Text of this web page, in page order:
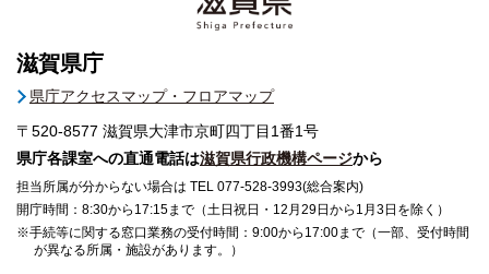
滋賀県庁
県庁アクセスマップ・フロアマップ
〒520-8577 滋賀県大津市京町四丁目1番1号
県庁各課室への直通電話は滋賀県行政機構ページから
担当所属が分からない場合は TEL 077-528-3993(総合案内)
開庁時間：8:30から17:15まで（土日祝日・12月29日から1月3日を除く）
※手続等に関する窓口業務の受付時間：9:00から17:00まで（一部、受付時間
が異なる所属・施設があります。）